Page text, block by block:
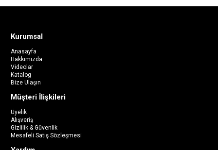
Kurumsal
Anasayfa
Hakkımızda
Videolar
Katalog
Bize Ulaşın
Müşteri İlişkileri
Üyelik
Alışveriş
Gizlilik & Güvenlik
Mesafeli Satış Sözleşmesi